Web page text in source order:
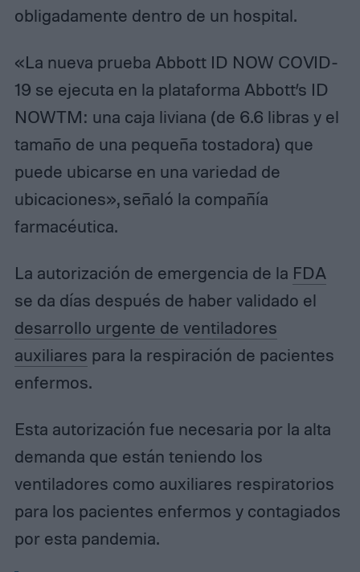
obligadamente dentro de un hospital.
«La nueva prueba Abbott ID NOW COVID-
19 se ejecuta en la plataforma Abbott’s ID
NOWTM: una caja liviana (de 6.6 libras y el
tamaño de una pequeña tostadora) que
puede ubicarse en una variedad de
ubicaciones», señaló la compañía
farmacéutica.
La autorización de emergencia de la FDA
se da días después de haber validado el
desarrollo urgente de ventiladores
auxiliares para la respiración de pacientes
enfermos.
Esta autorización fue necesaria por la alta
demanda que están teniendo los
ventiladores como auxiliares respiratorios
para los pacientes enfermos y contagiados
por esta pandemia.